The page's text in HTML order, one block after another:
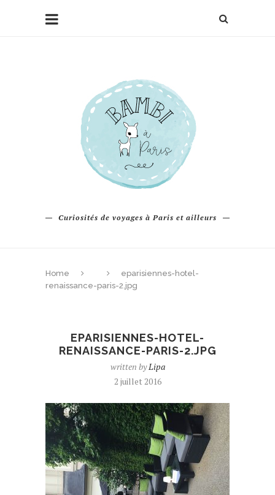
Curiosités de voyages à Paris et ailleurs
Home
eparisiennes-hotel-
renaissance-paris-2.jpg
EPARISIENNES-HOTEL-
RENAISSANCE-PARIS-2.JPG
written byLipa
2 juillet 2016